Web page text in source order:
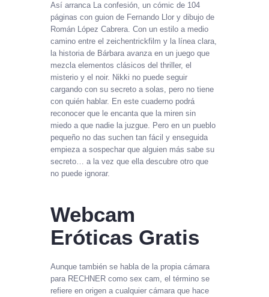
Así arranca La confesión, un cómic de 104
páginas con guion de Fernando Llor y dibujo de
Román López Cabrera. Con un estilo a medio
camino entre el zeichentrickfilm y la línea clara,
la historia de Bárbara avanza en un juego que
mezcla elementos clásicos del thriller, el
misterio y el noir. Nikki no puede seguir
cargando con su secreto a solas, pero no tiene
con quién hablar. En este cuaderno podrá
reconocer que le encanta que la miren sin
miedo a que nadie la juzgue. Pero en un pueblo
pequeño no das suchen tan fácil y enseguida
empieza a sospechar que alguien más sabe su
secreto… a la vez que ella descubre otro que
no puede ignorar.
Webcam
Eróticas Gratis
Aunque también se habla de la propia cámara
para RECHNER como sex cam, el término se
refiere en origen a cualquier cámara que hace